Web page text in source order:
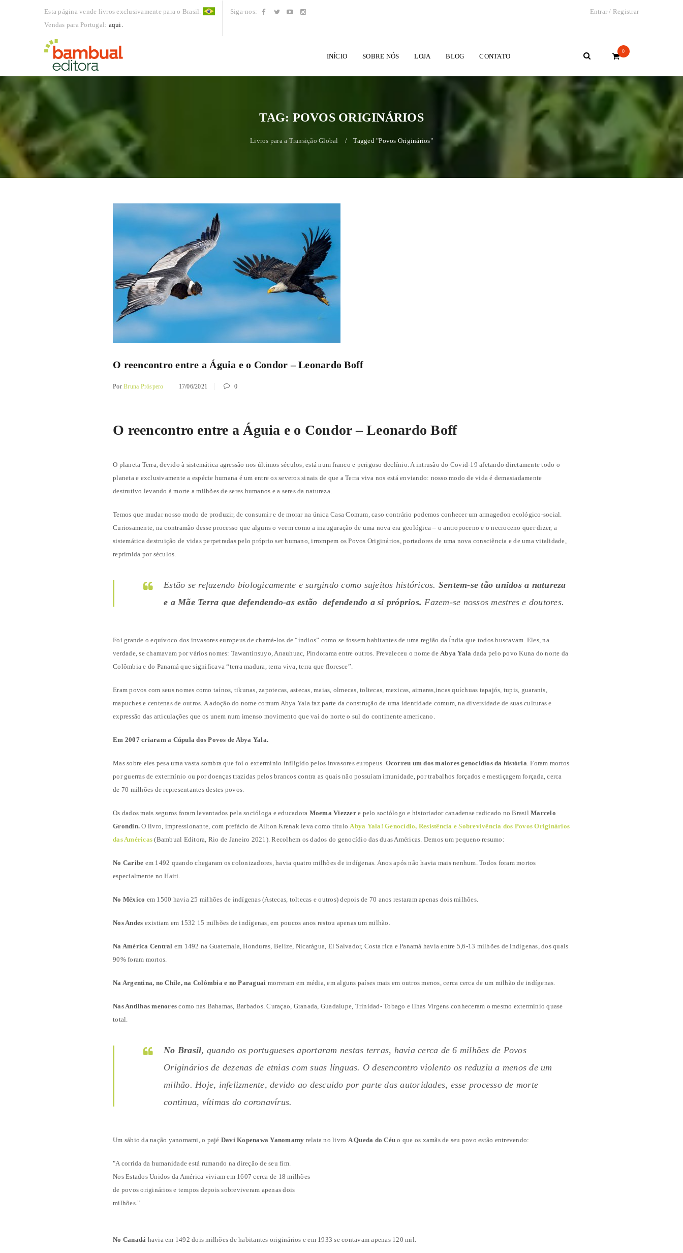
Esta página vende livros exclusivamente para o Brasil.
Vendas para Portugal: aqui.
Siga-nos: Entrar / Registrar
INÍCIO SOBRE NÓS LOJA BLOG CONTATO
0
TAG: POVOS ORIGINÁRIOS
Livros para a Transição Global / Tagged "Povos Originários"
O reencontro entre a Águia e o Condor – Leonardo Boff
Por Bruna Próspero 17/06/2021 0
O reencontro entre a Águia e o Condor – Leonardo Boff
O planeta Terra, devido à sistemática agressão nos últimos séculos, está num franco e perigoso declínio. A intrusão do Covid-19 afetando diretamente todo o
planeta e exclusivamente a espécie humana é um entre os severos sinais de que a Terra viva nos está enviando: nosso modo de vida é demasiadamente
destrutivo levando à morte a milhões de seres humanos e a seres da natureza.
Temos que mudar nosso modo de produzir, de consumir e de morar na única Casa Comum, caso contrário podemos conhecer um armagedon ecológico-social.
Curiosamente, na contramão desse processo que alguns o veem como a inauguração de uma nova era geológica – o antropoceno e o necroceno quer dizer, a
sistemática destruição de vidas perpetradas pelo próprio ser humano, irrompem os Povos Originários, portadores de uma nova consciência e de uma vitalidade,
reprimida por séculos.
Estão se refazendo biologicamente e surgindo como sujeitos históricos. Sentem-se tão unidos a natureza
e a Mãe Terra que defendendo-as estão defendendo a si próprios. Fazem-se nossos mestres e doutores.
Foi grande o equívoco dos invasores europeus de chamá-los de “índios” como se fossem habitantes de uma região da Índia que todos buscavam. Eles, na
verdade, se chamavam por vários nomes: Tawantinsuyo, Anauhuac, Pindorama entre outros. Prevaleceu o nome de Abya Yala dada pelo povo Kuna do norte da
Colômbia e do Panamá que significava “terra madura, terra viva, terra que floresce”.
Eram povos com seus nomes como taínos, tikunas, zapotecas, astecas, maias, olmecas, toltecas, mexicas, aimaras,incas quíchuas tapajós, tupis, guaranis,
mapuches e centenas de outros. A adoção do nome comum Abya Yala faz parte da construção de uma identidade comum, na diversidade de suas culturas e
expressão das articulações que os unem num imenso movimento que vai do norte o sul do continente americano.
Em 2007 criaram a Cúpula dos Povos de Abya Yala.
Mas sobre eles pesa uma vasta sombra que foi o extermínio infligido pelos invasores europeus. Ocorreu um dos maiores genocídios da história. Foram mortos
por guerras de extermínio ou por doenças trazidas pelos brancos contra as quais não possuíam imunidade, por trabalhos forçados e mestiçagem forçada, cerca
de 70 milhões de representantes destes povos.
Os dados mais seguros foram levantados pela socióloga e educadora Moema Viezzere pelo sociólogo e historiador canadense radicado no Brasil Marcelo
Grondin. O livro, impressionante, com prefácio de Ailton Krenak leva como títuloAbya Yala! Genocídio, Resistência e Sobrevivência dos Povos Originários
das Américas (Bambual Editora, Rio de Janeiro 2021). Recolhem os dados do genocídio das duas Américas. Demos um pequeno resumo:
No Caribe em 1492 quando chegaram os colonizadores, havia quatro milhões de indígenas. Anos após não havia mais nenhum. Todos foram mortos
especialmente no Haiti.
No México em 1500 havia 25 milhões de indígenas (Astecas, toltecas e outros) depois de 70 anos restaram apenas dois milhões.
Nos Andes existiam em 1532 15 milhões de indígenas, em poucos anos restou apenas um milhão.
Na América Central em 1492 na Guatemala, Honduras, Belize, Nicarágua, El Salvador, Costa rica e Panamá havia entre 5,6-13 milhões de indígenas, dos quais
90% foram mortos.
Na Argentina, no Chile, na Colômbia e no Paraguai morreram em média, em alguns países mais em outros menos, cerca cerca de um milhão de indígenas.
Nas Antilhas menorescomo nas Bahamas, Barbados. Curaçao, Granada, Guadalupe, Trinidad- Tobago e Ilhas Virgens conheceram o mesmo extermínio quase
total.
No Brasil, quando os portugueses aportaram nestas terras, havia cerca de 6 milhões de Povos
Originários de dezenas de etnias com suas línguas. O desencontro violento os reduziu a menos de um
milhão. Hoje, infelizmente, devido ao descuido por parte das autoridades, esse processo de morte
continua, vítimas do coronavírus.
Um sábio da nação yanomami, o pajé Davi Kopenawa Yanomamy relata no livro A Queda do Céu o que os xamãs de seu povo estão entrevendo:
"A corrida da humanidade está rumando na direção de seu fim.
Nos Estados Unidos da América viviam em 1607 cerca de 18 milhões
de povos originários e tempos depois sobreviveram apenas dois
milhões."
No Canadá havia em 1492 dois milhões de habitantes originários e em 1933 se contavam apenas 120 mil.